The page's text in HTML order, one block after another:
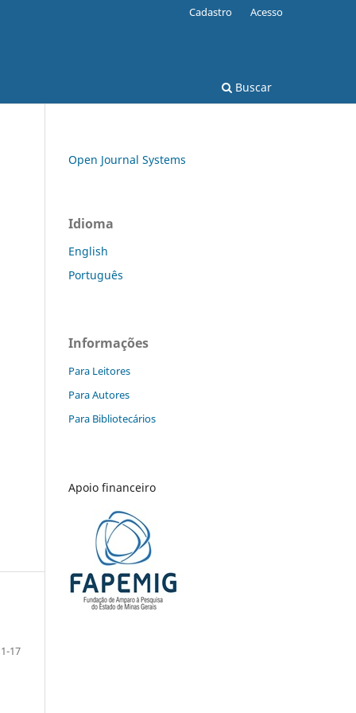
Buscar
Cadastro Acesso
1-17
Open Journal Systems
Idioma
English
Português
Informações
Para Leitores
Para Autores
Para Bibliotecários
Apoio financeiro